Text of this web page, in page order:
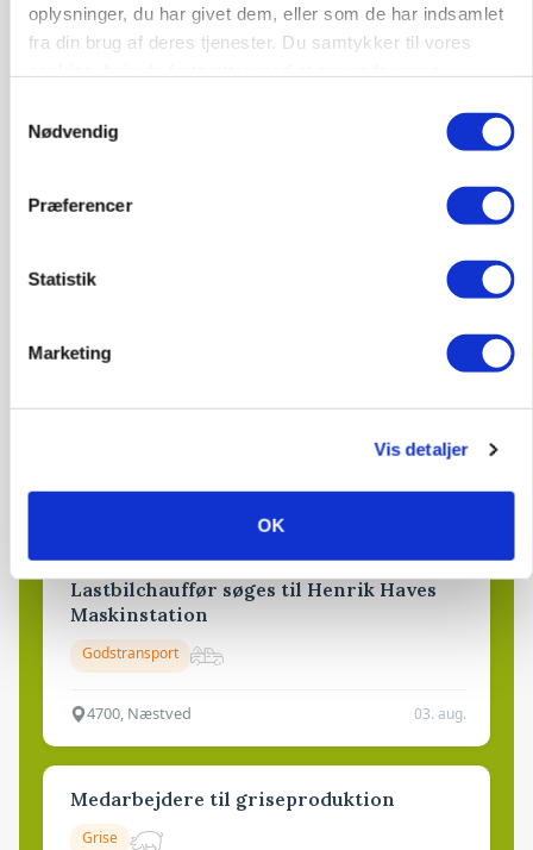
oplysninger, du har givet dem, eller som de har indsamlet
fra din brug af deres tjenester. Du samtykker til vores
Nødvendig
Præferencer
Statistik
Marketing
Vis detaljer
OK
76ledige stillinger
Opret agent
Se alle jobs
Trainee placement Ringkøbing
06. aug.
dræn/entreprenørarbejde.
Lastbilchauffør søges til Henrik Haves
Maskinstation
Godstransport
4700, Næstved 03. aug.
Medarbejdere til griseproduktion
Grise